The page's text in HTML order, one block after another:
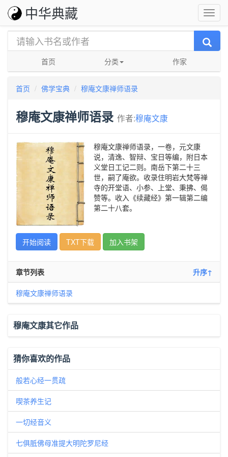
中华典藏
首页 分类 作家
首页 佛学宝典 穆庵文康禅师语录
穆庵文康禅师语录 作者:穆庵文康
穆庵文康禅师语录，一卷，元文康
说，清逸、智辩、宝日等编，附日本
义堂日工记二则。南岳下第二十三
世，嗣了庵欲。收录住明岩大梵等禅
寺的开堂语、小参、上堂、秉拂、偈
赞等。收入《续藏经》第一辑第二编
第二十八套。
开始阅读 TXT下载 加入书架
章节列表 升序↑
穆庵文康禅师语录
穆庵文康其它作品
猜你喜欢的作品
般若心经一贯疏
喫茶养生记
一切经音义
七俱胝佛母准提大明陀罗尼经